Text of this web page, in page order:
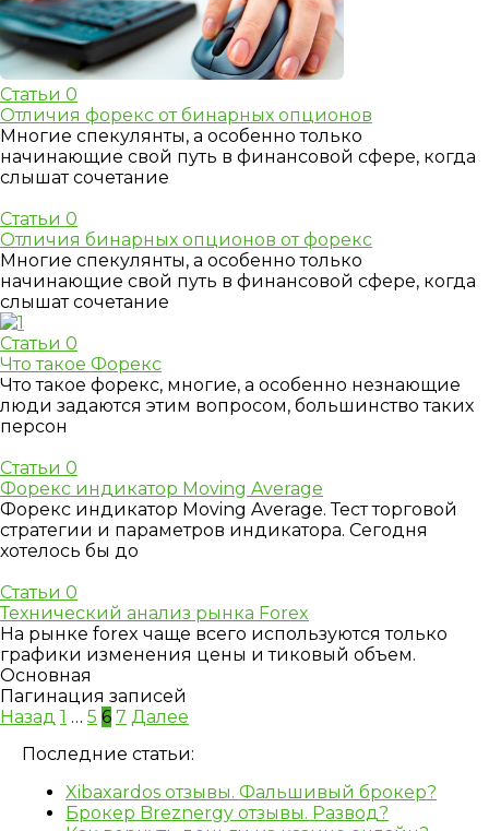
Статьи 0
Отличия форекс от бинарных опционов
Многие спекулянты, а особенно только
начинающие свой путь в финансовой сфере, когда
слышат сочетание
Статьи 0
Отличия бинарных опционов от форекс
Многие спекулянты, а особенно только
начинающие свой путь в финансовой сфере, когда
слышат сочетание
Статьи 0
Что такое Форекс
Что такое форекс, многие, а особенно незнающие
люди задаются этим вопросом, большинство таких
персон
Статьи 0
Форекс индикатор Moving Average
Форекс индикатор Moving Average. Тест торговой
стратегии и параметров индикатора. Сегодня
хотелось бы до
Статьи 0
Технический анализ рынка Forex
На рынке forex чаще всего используются только
графики изменения цены и тиковый объем.
Основная
Пагинация записей
Назад 1 … 5 6 7 Далее
Последние статьи:
Xibaxardos отзывы. Фальшивый брокер?
Брокер Breznergy отзывы. Развод?